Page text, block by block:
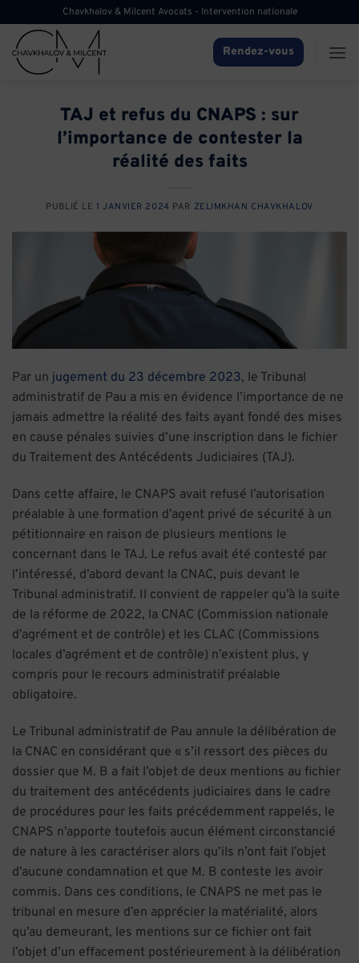
contenu
Chavkhalov & Milcent Avocats - Intervention nationale
Rendez-vous
TAJ et refus du CNAPS : sur
l’importance de contester la
réalité des faits
PUBLIÉ LE 1 JANVIER 2024 PAR ZELIMKHAN CHAVKHALOV
Par un jugement du 23 décembre 2023, le Tribunal
administratif de Pau a mis en évidence l’importance de ne
jamais admettre la réalité des faits ayant fondé des mises
en cause pénales suivies d’une inscription dans le fichier
du Traitement des Antécédents Judiciaires (TAJ).
Dans cette affaire, le CNAPS avait refusé l’autorisation
préalable à une formation d’agent privé de sécurité à un
pétitionnaire en raison de plusieurs mentions le
concernant dans le TAJ. Le refus avait été contesté par
l’intéressé, d’abord devant la CNAC, puis devant le
Tribunal administratif. Il convient de rappeler qu’à la suite
de la réforme de 2022, la CNAC (Commission nationale
d’agrément et de contrôle) et les CLAC (Commissions
locales d’agrément et de contrôle) n’existent plus, y
compris pour le recours administratif préalable
obligatoire.
Le Tribunal administratif de Pau annule la délibération de
la CNAC en considérant que « s’il ressort des pièces du
dossier que M. B a fait l’objet de deux mentions au fichier
du traitement des antécédents judiciaires dans le cadre
de procédures pour les faits précédemment rappelés, le
CNAPS n’apporte toutefois aucun élément circonstancié
de nature à les caractériser alors qu’ils n’ont fait l’objet
d’aucune condamnation et que M. B conteste les avoir
commis. Dans ces conditions, le CNAPS ne met pas le
tribunal en mesure d’en apprécier la matérialité, alors
qu’au demeurant, les mentions sur ce fichier ont fait
l’objet d’un effacement postérieurement à la délibération